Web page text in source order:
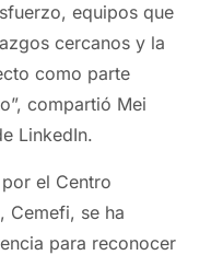
equipos que
cercanos y la
como parte
compartió Mei
LinkedIn.
el Centro
Cemefi, se ha
para reconocer